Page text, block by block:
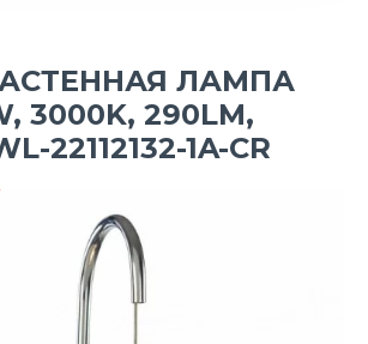
ЛАМПА
3000K, 290LM,
22112132-1A-CR